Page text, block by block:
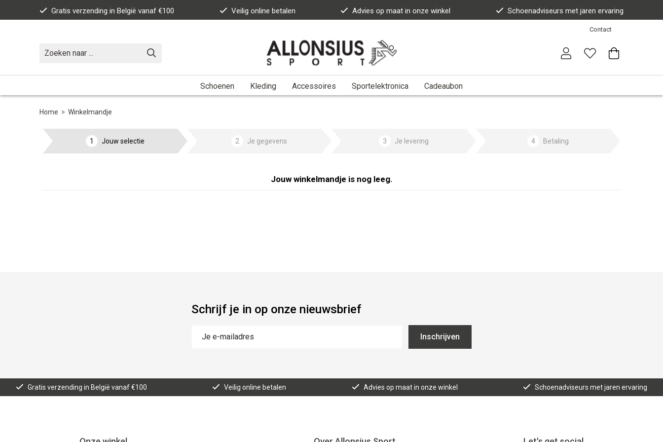
Gratis verzending in België vanaf €100 Veilig online betalen Advies op maat in onze winkel Schoenadviseurs met jaren ervaring
Contact
Schoenen Kleding Accessoires Sportelektronica Cadeaubon
Home > Winkelmandje
1 Jouw selectie 2 Je gegevens 3 Je levering 4 Betaling
Jouw winkelmandje is nog leeg.
Schrijf je in op onze nieuwsbrief
Inschrijven
Gratis verzending in België vanaf €100 Veilig online betalen Advies op maat in onze winkel Schoenadviseurs met jaren ervaring